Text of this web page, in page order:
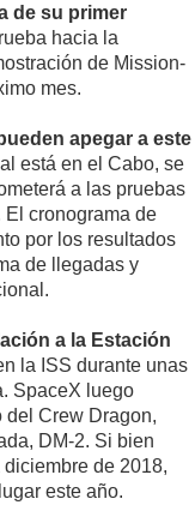
de su primer
hacia la
de Mission-
mes.
apegar a este
está en el Cabo, se
a las pruebas
cronograma de
por los resultados
de llegadas y
a la Estación
la ISS durante unas
SpaceX luego
del Crew Dragon,
DM-2. Si bien
de 2018,
este año.